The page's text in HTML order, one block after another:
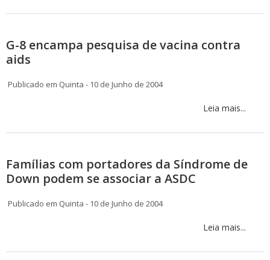
G-8 encampa pesquisa de vacina contra
aids
Publicado em Quinta - 10 de Junho de 2004
Leia mais...
Famílias com portadores da Síndrome de
Down podem se associar a ASDC
Publicado em Quinta - 10 de Junho de 2004
Leia mais...